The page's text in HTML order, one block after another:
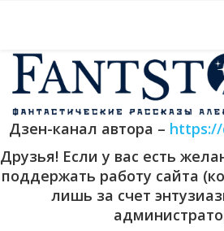
Дзен-канал автора –
Друзья! Если у вас есть
поддержать работу сайта
лишь за счет